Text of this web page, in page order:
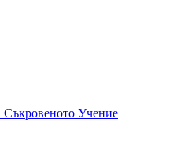
Съкровеното Учение